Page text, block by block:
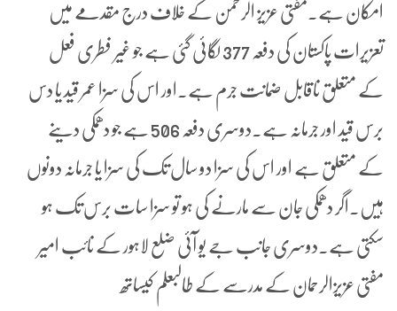
امکان ہے۔مفتی عزیز الرحمن کے خلاف درج مقدمے میں
تعزیرات پاکستان کی دفعہ 377 لگائی گئی ہے جو غیر فطری فعل
کے متعلق ناقابل ضمانت جرم ہے۔اور اس کی سزا عمر قید یا دس
برس قید اور جرمانہ ہے۔دوسری دفعہ 506 ہے جو دھمکی دینے
کے متعلق ہے اور اس کی سزا دو سال تک کی سزا یا جرمانہ دونوں
ہیں۔اگر دھمکی جان سے مارنے کی ہو تو سزا سات برس تک ہو
سکتی ہے۔دوسری جانب جے یو آئی ضلع لاہور کے نائب امیر
مفتی عزیزالرحمان کے مدرسے کے طالبعلم کیساتھ